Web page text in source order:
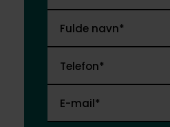
Fulde navn*
Telefon*
E-mail*